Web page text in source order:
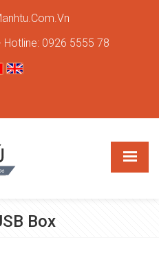
0926 5555 78
Box